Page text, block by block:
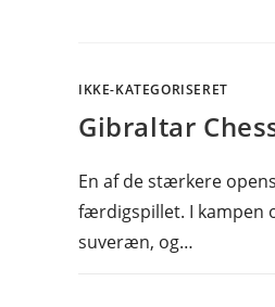
IKKE-KATEGORISERET
Gibraltar
En af de stærkere
færdigspillet. I kampen
suveræn, og…